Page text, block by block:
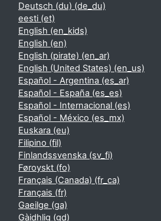
Deutsch (du) ‎(de_du)‎
eesti ‎(et)‎
English ‎(en_kids)‎
English ‎(en)‎
English (pirate) ‎(en_ar)‎
English (United States) ‎(en_us)‎
Español - Argentina ‎(es_ar)‎
Español - España ‎(es_es)‎
Español - Internacional ‎(es)‎
Español - México ‎(es_mx)‎
Euskara ‎(eu)‎
Filipino ‎(fil)‎
Finlandssvenska ‎(sv_fi)‎
Føroyskt ‎(fo)‎
Français (Canada) ‎(fr_ca)‎
Français ‎(fr)‎
Gaeilge ‎(ga)‎
Gàidhlig ‎(gd)‎